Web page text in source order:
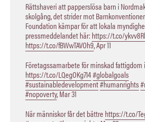
Rättshaveri att papperslösa barn i
skolgång, det strider mot
Foundation kämpar för att lokala
pressmeddelandet här:https://t.co/
https://t.co/fBWwTAVOh9,Apr 11
Företagssamarbete för minskad fattigdom
https://t.co/LQegOKg7I4#globalgoals
#sustainabledevelopment#humanrights
#nopoverty,Mar 31
När människor får det bättre https://t.co/